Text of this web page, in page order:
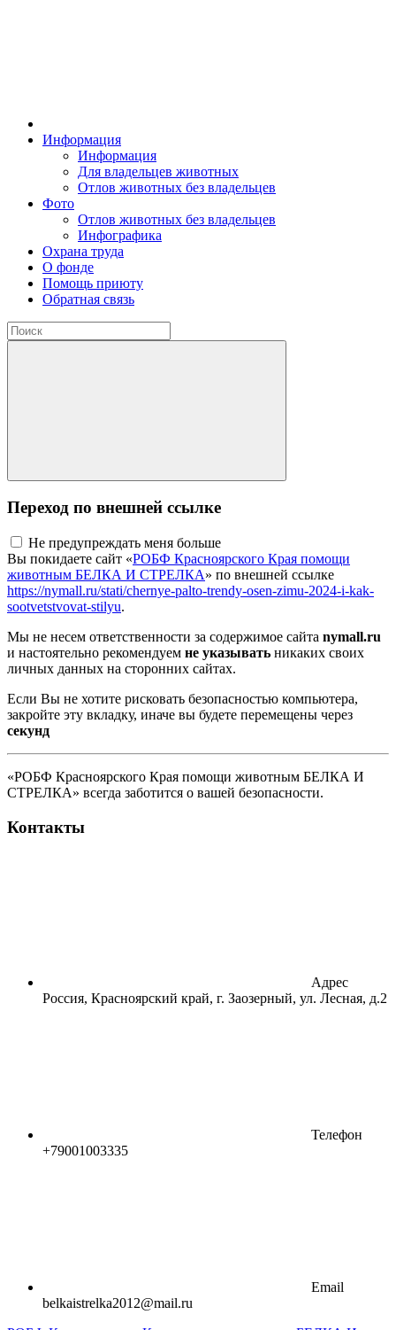
Информация
Информация
Для владельцев животных
Отлов животных без владельцев
Фото
Отлов животных без владельцев
Инфографика
Охрана труда
О фонде
Помощь приюту
Обратная связь
Переход по внешней ссылке
Не предупреждать меня больше
Вы покидаете сайт «РОБФ Красноярского Края помощи
животным БЕЛКА И СТРЕЛКА» по внешней ссылке
https://nymall.ru/stati/chernye-palto-trendy-osen-zimu-2024-i-kak-
sootvetstvovat-stilyu.
Мы не несем ответственности за содержимое сайта nymall.ru
и настоятельно рекомендуем не указывать никаких своих
личных данных на сторонних сайтах.
Если Вы не хотите рисковать безопасностью компьютера,
закройте эту вкладку, иначе вы будете перемещены через
секунд
«РОБФ Красноярского Края помощи животным БЕЛКА И
СТРЕЛКА» всегда заботится о вашей безопасности.
Контакты
Адрес
Россия, Красноярский край, г. Заозерный, ул. Лесная, д.2
Телефон
+79001003335
Email
belkaistrelka2012@mail.ru